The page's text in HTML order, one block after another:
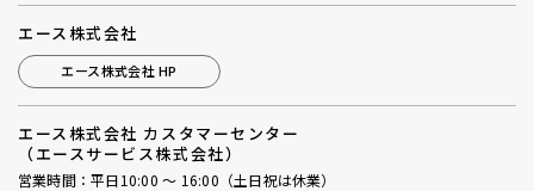
エース株式会社
エース株式会社 HP
エース株式会社 カスタマーセンター
（エースサービス株式会社）
営業時間：平日10:00 ～ 16:00（土日祝は休業）